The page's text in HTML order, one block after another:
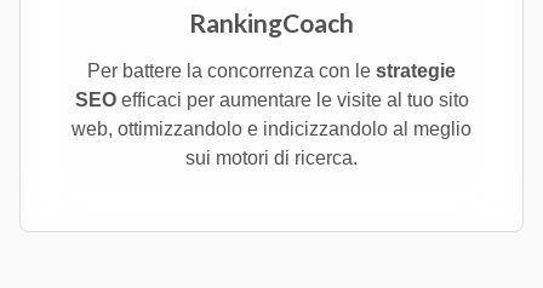
RankingCoach
Per battere la concorrenza con le strategie
SEOefficaci per aumentare le visite al tuo sito
web, ottimizzandolo e indicizzandolo al meglio
sui motori di ricerca.